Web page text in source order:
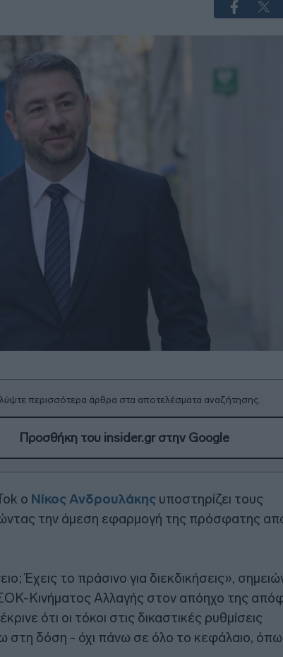
περισσότερα άρθρα στα αποτελέσματα αναζήτησης.
Προσθήκη του insider.gr στην Google
ο Νίκος Ανδρουλάκης υποστηρίζει τους
την άμεση εφαρμογή της πρόσφατης
Έχεις το πράσινο για διεκδικήσεις»,
Κινήματος Αλλαγής στον απόηχο της
ότι οι τόκοι στις δικαστικές ρυθμίσεις
στη δόση - όχι πάνω σε όλο το κεφάλαιο,